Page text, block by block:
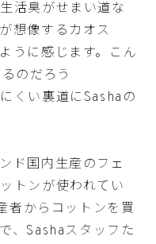
活臭がせまい道な
想像するカオス
うに感じます。こん
のだろう
くい裏道にSashaの
ド国内生産のフェ
トンが使われてい
者からコットンを買
、Sashaスタッフた